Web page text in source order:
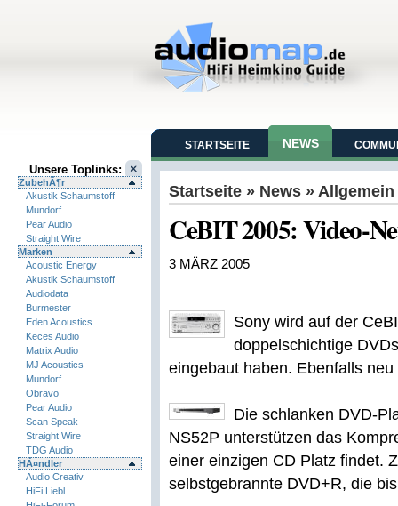
Unsere Toplinks:
ZubehÃ¶r
Akustik Schaumstoff
Mundorf
Pear Audio
Straight Wire
Marken
Acoustic Energy
Akustik Schaumstoff
Audiodata
Burmester
Eden Acoustics
Keces Audio
Matrix Audio
MJ Acoustics
Mundorf
Obravo
Pear Audio
Scan Speak
Straight Wire
TDG Audio
HÃ¤ndler
Audio Creativ
HiFi Liebl
STARTSEITE NEWS
Startseite » News » Allgemein
CeBIT 2005: Video-
3 MÄRZ 2005
Sony wird auf der
doppelschichtige
eingebaut haben. Ebenfalls
Die schlanken DVD-
NS52P unterstützen das
einer einzigen CD Platz findet.
selbstgebrannte DVD+R, die